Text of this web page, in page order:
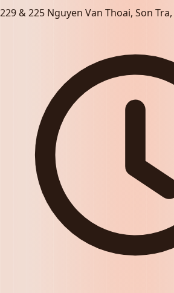
229 & 225 Nguyen Van Thoai, Son